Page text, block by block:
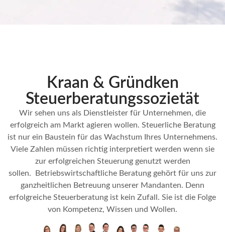
Kraan & Gründken
Steuerberatungs­sozietät
Wir sehen uns als Dienstleister für Unternehmen, die
erfolgreich am Markt agieren wollen. Steuerliche Beratung
ist nur ein Baustein für das Wachstum Ihres Unternehmens.
Viele Zahlen müssen richtig interpretiert werden wenn sie
zur erfolgreichen Steuerung genutzt werden
sollen.
Betriebswirtschaftliche Beratung gehört für uns zur
ganzheitlichen Betreuung unserer Mandanten. Denn
erfolgreiche Steuerberatung ist kein Zufall. Sie ist die Folge
von Kompetenz, Wissen und Wollen.